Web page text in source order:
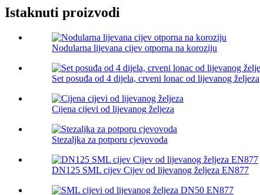
Istaknuti proizvodi
Nodularna lijevana cijev otporna na koroziju
Set posuđa od 4 dijela, crveni lonac od lijevanog željeza
Cijena cijevi od lijevanog željeza
Stezaljka za potporu cjevovoda
DN125 SML cijev Cijev od lijevanog željeza EN877